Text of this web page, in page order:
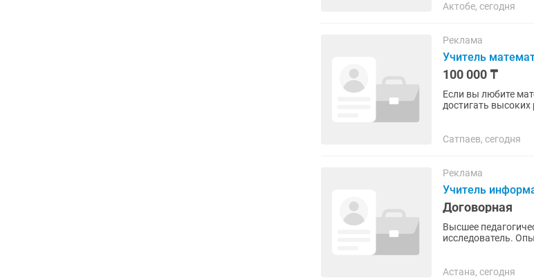
Актобе, сегодня
Реклама
Учитель
100 000 ₸
Если вы любите
достигать
Сатпаев, сегодня
Реклама
Учитель
Договорная
Высшее
исследователь.
Астана, сегодня